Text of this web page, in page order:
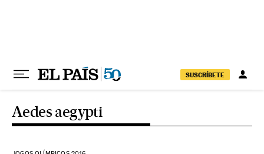
SUSCRÍBETE
Aedes aegypti